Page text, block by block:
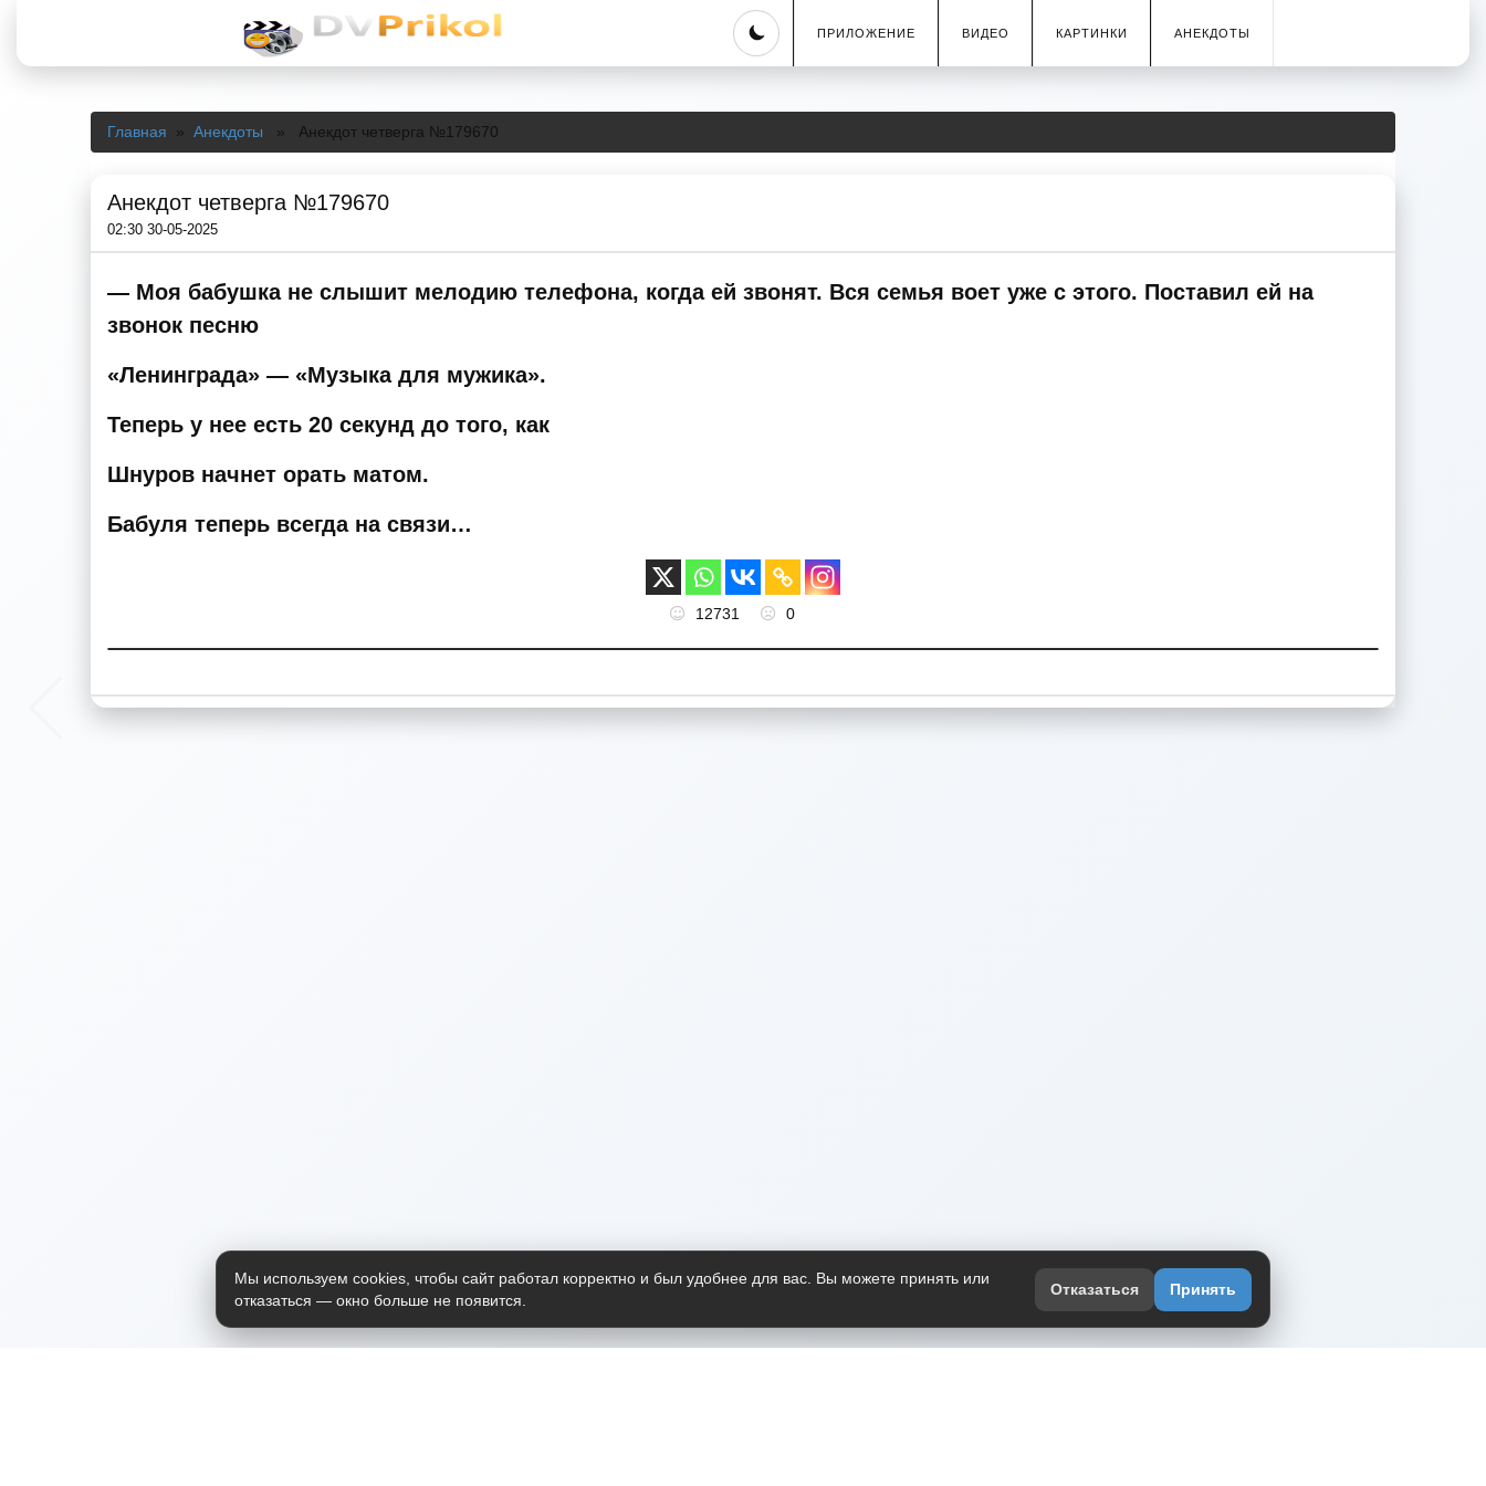
Skip
ПРИЛОЖЕНИЕ ВИДЕО КАРТИНКИ АНЕКДОТЫ
Главная » Анекдоты » Анекдот четверга №179670
Анекдот четверга №179670
02:30 30-05-2025
— Моя бабушка не слышит мелодию телефона, когда ей звонят. Вся семья воет уже с этого. Поставил ей на
звонок песню
«Ленинграда» — «Музыка для мужика».
Теперь у нее есть 20 секунд до того, как
Шнуров начнет орать матом.
Бабуля теперь всегда на связи…
12731 0
Мы используем cookies, чтобы сайт работал корректно и был удобнее для вас. Вы можете принять или
отказаться — окно больше не появится.
Отказаться Принять